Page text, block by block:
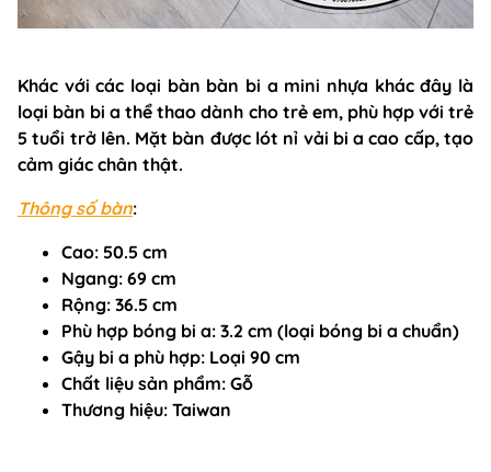
Khác với các loại bàn bàn bi a mini nhựa khác đây là
loại bàn bi a thể thao dành cho trẻ em, phù hợp với trẻ
5 tuổi trở lên. Mặt bàn được lót nỉ vải bi a cao cấp, tạo
cảm giác chân thật.
Thông số bàn:
Cao: 50.5 cm
Ngang: 69 cm
Rộng: 36.5 cm
Phù hợp bóng bi a: 3.2 cm (loại bóng bi a chuẩn)
Gậy bi a phù hợp: Loại 90 cm
Chất liệu sản phẩm: Gỗ
Thương hiệu: Taiwan